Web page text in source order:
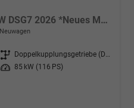
LIFE 1.5 eTSI 116PS/85kW DSG7 2026 *Neues Modell*
Neuwagen
Getriebe
Doppelkupplungsgetriebe (DSG)
Leistung 85 kW (116 PS)